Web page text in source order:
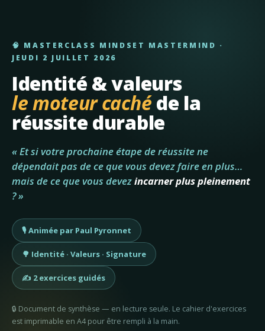
🧠 MASTERCLASS MINDSET MASTERMIND ·
JEUDI 2 JUILLET 2026
Identité & valeurs
le moteur cachéde la
réussite durable
« Et si votre prochaine étape de réussite ne
dépendait pas de ce que vous devez faire en plus…
mais de ce que vous devezincarner plus pleinement
? »
🎙️ Animée par Paul Pyronnet
🌳 Identité · Valeurs · Signature
✍️ 2 exercices guidés
🔒 Document de synthèse — en lecture seule. Le cahier d'exercices
est imprimable en A4 pour être rempli à la main.